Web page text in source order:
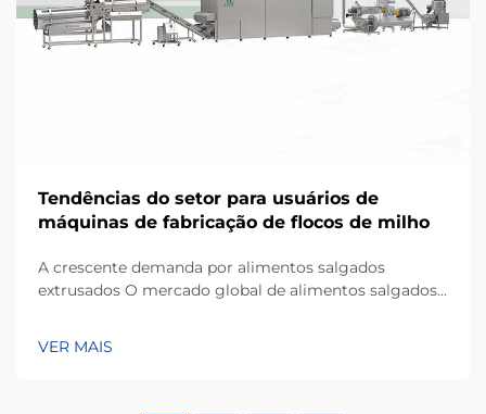
Tendências do setor para usuários de
máquinas de fabricação de flocos de milho
A crescente demanda por alimentos salgados
extrusados O mercado global de alimentos salgados
sendo uma das categorias mais populares entre
VER MAIS